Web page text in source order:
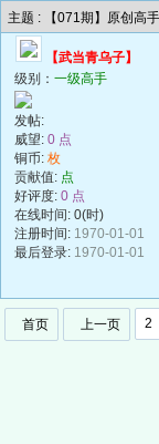
主题 : 【071期】原创高
【武当青乌子】
级别： 一级高手
发帖:
威望: 0 点
铜币: 枚
贡献值: 点
好评度: 0 点
在线时间: 0(时)
注册时间: 1970-01-01
最后登录: 1970-01-01
首页 上一页 2